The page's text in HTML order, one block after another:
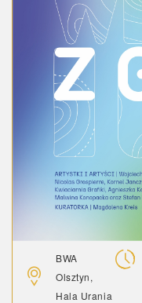
BWA
Olsztyn,
Hala Urania